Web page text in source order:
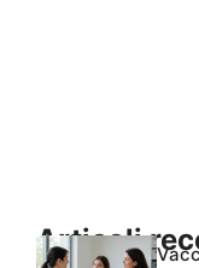
Articoli